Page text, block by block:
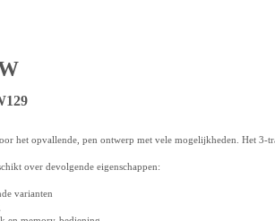
het opvallende, pen ontwerp met vele mogelijkheden. Het 3-
over devolgende eigenschappen:
varianten